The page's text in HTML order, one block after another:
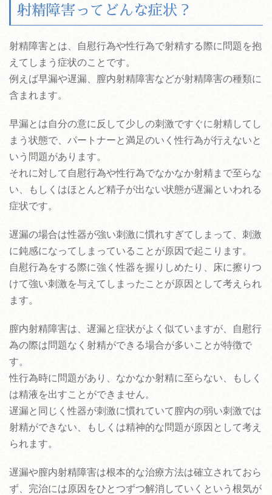
射精障害ってどんな症状？
射精障害とは、自慰行為や性行為で射精する際に問題を抱
えてしまう症状のことです。
例えば早漏や遅漏、膣内射精障害などが射精障害の種類に
含まれます。
早漏とは自分の意に反して少しの刺激ですぐに射精してし
まう状態で、パートナーと満足のいく性行為が行えないと
いう問題があります。
それに対して自慰行為や性行為でなかなか射精まで至らな
い、もしくはほとんど精子が出ない状態が遅漏といわれる
症状です。
遅漏の場合は性器が強い刺激に慣れすぎてしまって、刺激
に鈍感になってしまっていることが原因で起こります。
自慰行為をする際に強く性器を握りしめたり、床に擦りつ
けて強い刺激を与えてしまったことが原因として考えられ
ます。
膣内射精障害は、遅漏と症状がよく似ていますが、自慰行
為の際は問題なく射精ができる場合が多いことが特徴で
す。
性行為時に問題があり、なかなか射精に至らない、もしく
は精液を出すことができません。
遅漏と同じく性器が刺激に慣れていて膣内の弱い刺激では
射精ができない、もしくは精神的な問題が原因として考え
られます。
遅漏や膣内射精障害は根本的な治療方法は確立されておら
ず、完治には原因をひとつずつ解消していくという根気が